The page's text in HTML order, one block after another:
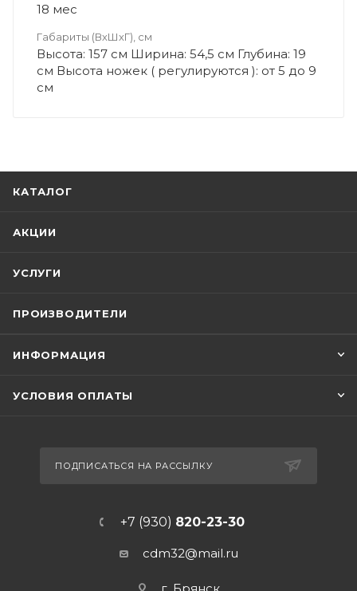
18 мес
Габариты (ВхШхГ), см
Высота: 157 см Ширина: 54,5 см Глубина: 19
см Высота ножек ( регулируются ): от 5 до 9
см
КАТАЛОГ
АКЦИИ
УСЛУГИ
ПРОИЗВОДИТЕЛИ
ИНФОРМАЦИЯ
УСЛОВИЯ ОПЛАТЫ
ПОДПИСАТЬСЯ НА РАССЫЛКУ
+7 (930) 820-23-30
cdm32@mail.ru